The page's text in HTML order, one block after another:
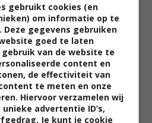
-18 dec
St. Petersburg.
-17 dec
in St. Petersburg.
-13 dec
gebruikt cookies (en
om informatie op te
Deze gegevens gebruiken
goed te laten
van de website te
content en
de effectiviteit van
te meten en onze
Hiervoor verzamelen wij
advertentie ID’s,
Je kunt je cookie